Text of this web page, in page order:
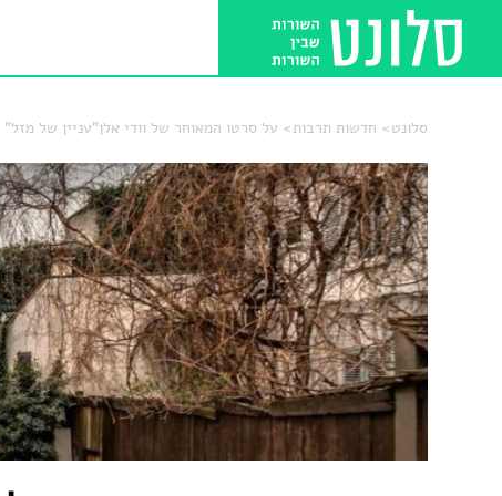
סלונט חדשות תרבות על סרטו המאוחר של וודי אלן"עניין של מזל"